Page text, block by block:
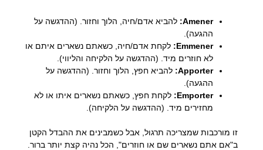
Amener: להביא אדם/חיה, הלוך וחזור. (ההדגשה על
ההגעה).
Emmener:
לקחת אדם/חיה, כשאתם נשארים איתם או
לא חוזרים מיד. (ההדגשה על הלקיחה והליווי).
Apporter: להביא חפץ, הלוך וחזור. (ההדגשה על
ההגעה).
Emporter:
לקחת חפץ, כשאתם נשארים איתו או לא
מחזירים מיד. (ההדגשה על הלקיחה).
זו מורכבות שמצריכה תרגול, אבל כשמבינים את ההבדל הקטן
ב"אם אתם נשארים שם או חוזרים", הכל נהיה קצת יותר ברור.